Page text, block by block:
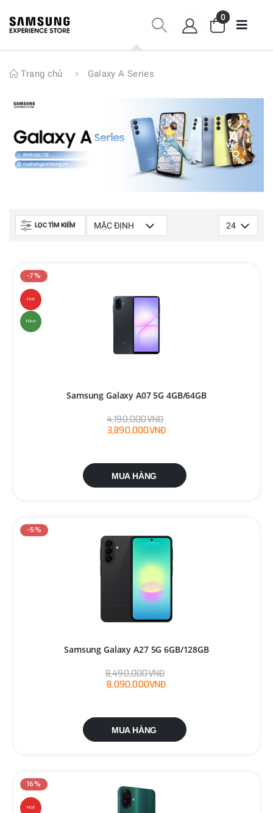
0
Trang chủ Galaxy A Series
LỌC TÌM KIẾM
-7%
Hot
New
Samsung Galaxy A07 5G 4GB/64GB
4,190,000VNĐ
3,890,000VNĐ
MUA HÀNG
-5%
Samsung Galaxy A27 5G 6GB/128GB
8,490,000VNĐ
8,090,000VNĐ
MUA HÀNG
16%
Hot